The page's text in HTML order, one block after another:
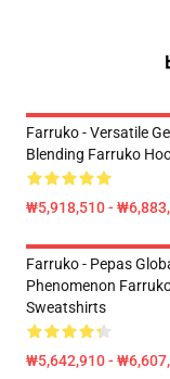
Farruko - Versatile
Blending Farruko
₩5,918,510 -
Farruko - Pepas
Phenomenon
Sweatshirts
₩5,642,910 -